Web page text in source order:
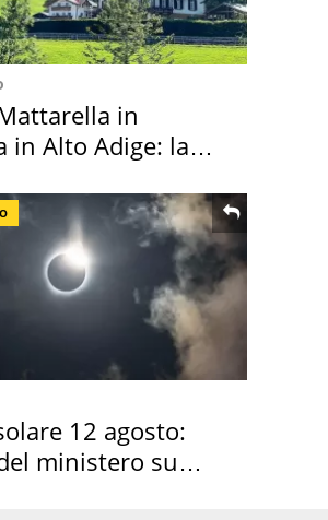
in
in Alto Adige: la
12 agosto:
ministero su